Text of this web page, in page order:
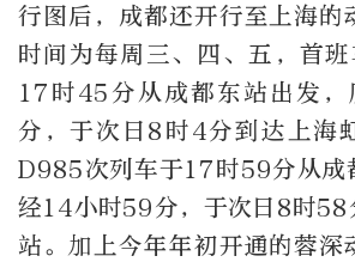
行图后，成都还开行至上海的
时间为每周三、四、五，首
17时45分从成都东站出发
分，于次日8时4分到达上海
D985次列车于17时59分从成
经14小时59分，于次日8时58
站。加上今年年初开通的蓉深